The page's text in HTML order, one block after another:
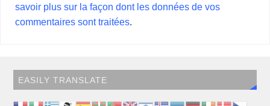
savoir plus sur la façon dont les données de vos
commentaires sont traitées.
EASILY TRANSLATE